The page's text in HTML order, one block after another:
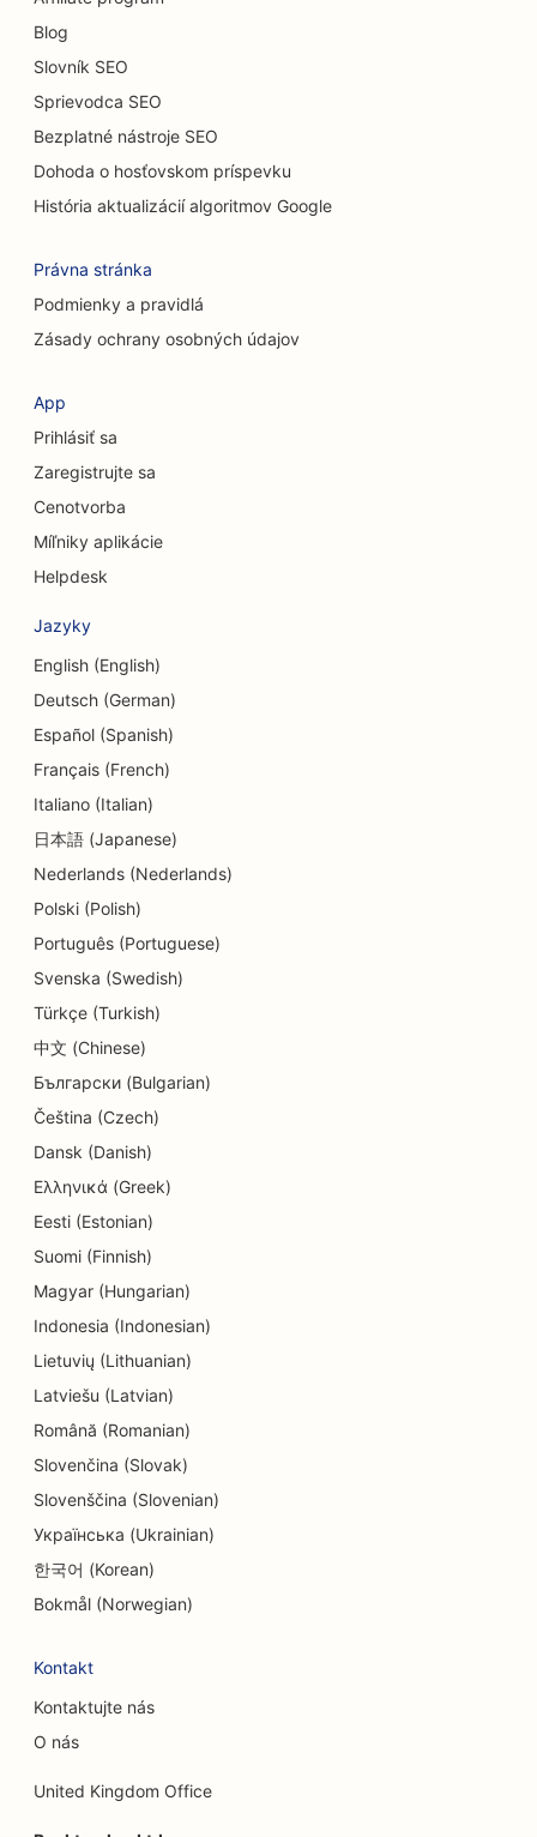
Blog
Slovník SEO
Sprievodca SEO
Bezplatné nástroje SEO
Dohoda o hosťovskom príspevku
História aktualizácií algoritmov Google
Právna stránka
Podmienky a pravidlá
Zásady ochrany osobných údajov
App
Prihlásiť sa
Zaregistrujte sa
Cenotvorba
Míľniky aplikácie
Helpdesk
Jazyky
English (English)
Deutsch (German)
Español (Spanish)
Français (French)
Italiano (Italian)
日本語 (Japanese)
Nederlands (Nederlands)
Polski (Polish)
Português (Portuguese)
Svenska (Swedish)
Türkçe (Turkish)
中文 (Chinese)
Български (Bulgarian)
Čeština (Czech)
Dansk (Danish)
Ελληνικά (Greek)
Eesti (Estonian)
Suomi (Finnish)
Magyar (Hungarian)
Indonesia (Indonesian)
Lietuvių (Lithuanian)
Latviešu (Latvian)
Română (Romanian)
Slovenčina (Slovak)
Slovenščina (Slovenian)
Українська (Ukrainian)
한국어 (Korean)
Bokmål (Norwegian)
Kontakt
Kontaktujte nás
O nás
United Kingdom Office